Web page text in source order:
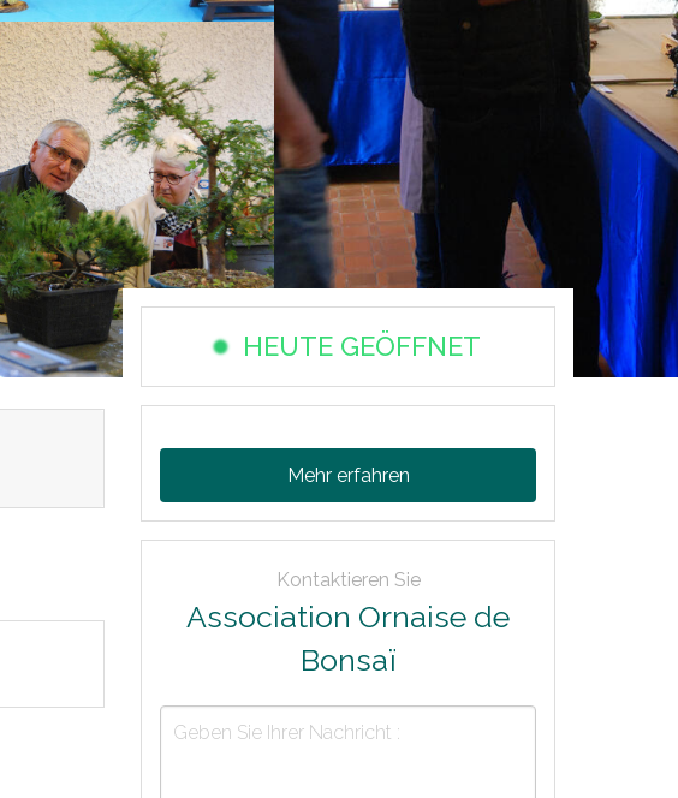
HEUTE GEÖFFNET
Mehr erfahren
Kontaktieren Sie
Association Ornaise de
Bonsaï